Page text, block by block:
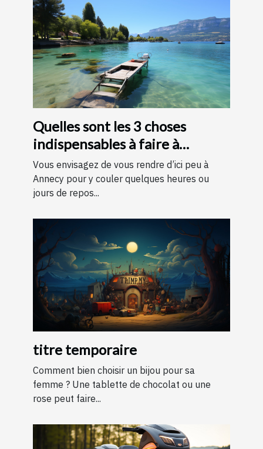
Quelles sont les 3 choses
indispensables à faire à
Annecy ?
Vous envisagez de vous rendre d’ici peu à
Annecy pour y couler quelques heures ou
jours de repos...
titre temporaire
Comment bien choisir un bijou pour sa
femme ? Une tablette de chocolat ou une
rose peut faire...